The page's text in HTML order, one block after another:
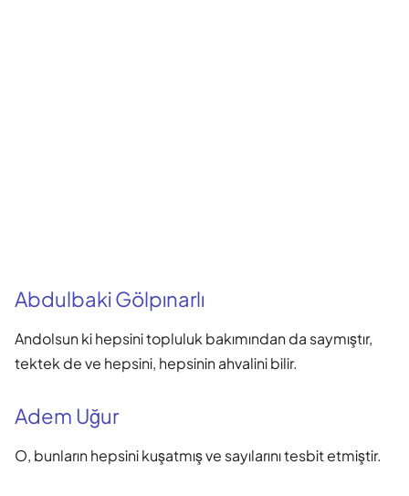
Abdulbaki Gölpınarlı
Andolsun ki hepsini topluluk bakımından da saymıştır,
tektek de ve hepsini, hepsinin ahvalini bilir.
Adem Uğur
O, bunların hepsini kuşatmış ve sayılarını tesbit etmiştir.